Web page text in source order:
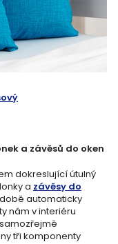
a závěsů do oken
dokreslující útulný
a závěsy do
automaticky
nám v interiéru
tři komponenty